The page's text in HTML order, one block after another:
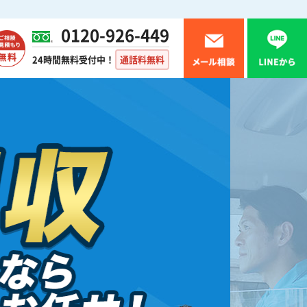
0120-926-449
24時間無料受付中！ 通話料無料